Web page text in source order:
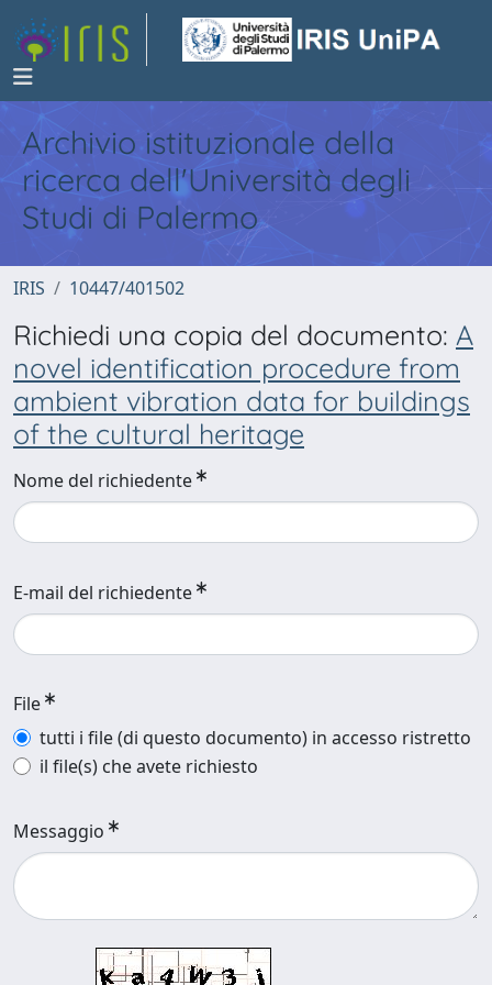
Archivio istituzionale della
ricerca dell'Università degli
Studi di Palermo
IRIS 10447/401502
Richiedi una copia del documento: A
novel identification procedure from
ambient vibration data for buildings
of the cultural heritage
Nome del richiedente
E-mail del richiedente
File
tutti i file (di questo documento) in accesso ristretto
il file(s) che avete richiesto
Messaggio